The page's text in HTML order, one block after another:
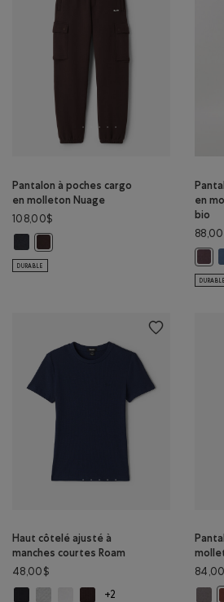
Pantalon à poches cargo
en molleton Nuage
108,00$
Pantalon à poches cargo en molleton
Pantalon à poches cargo en molleton
DURABLE
en
bio
DURABLE
Haut côtelé ajusté à
manches courtes Roam
48,00$
Haut côtelé ajusté à manches courtes
Haut côtelé ajusté à manches courtes
Haut côtelé ajusté à manches
Haut côtelé ajusté à
+2